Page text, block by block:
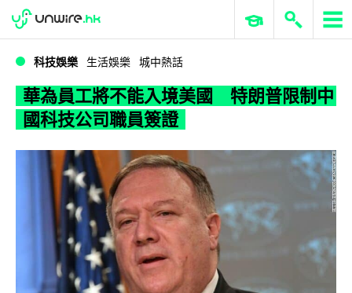
WWDC 2026 ERP 與商業 AI
科技娛樂 生活娛樂 城中熱話
華為員工將不能入境美國 特朗普限制中
國科技公司職員簽證